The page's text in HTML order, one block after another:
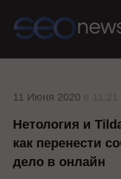
11 Июня 2020
Нетология и
как перенести
дело в онлайн